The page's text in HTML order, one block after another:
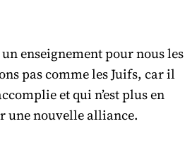
enseignement pour nous les
pas comme les Juifs, car il
et qui n’est plus en
une nouvelle alliance.